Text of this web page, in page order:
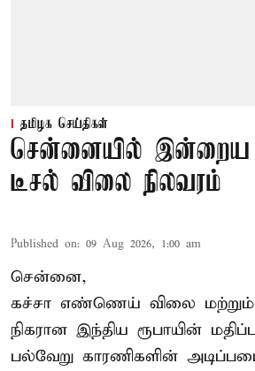
தமிழக செய்திகள்
சென்னையில் இன்றைய
டீசல் விலை நிலவரம்
Published on: 09 Aug 2026, 1:00 am
சென்னை,
கச்சா எண்ணெய் விலை மற்றும்
நிகரான இந்திய ரூபாயின்
பல்வேறு காரணிகளின்